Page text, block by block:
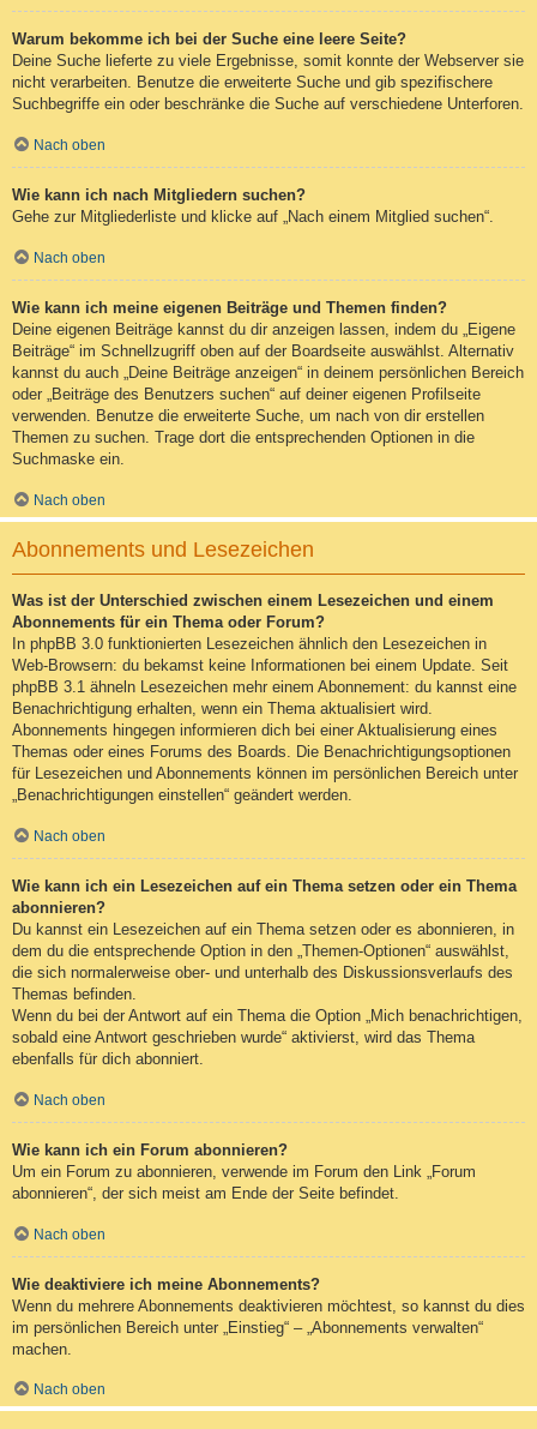
Warum bekomme ich bei der Suche eine leere Seite?
Deine Suche lieferte zu viele Ergebnisse, somit konnte der Webserver sie
nicht verarbeiten. Benutze die erweiterte Suche und gib spezifischere
Suchbegriffe ein oder beschränke die Suche auf verschiedene Unterforen.
Nach oben
Wie kann ich nach Mitgliedern suchen?
Gehe zur Mitgliederliste und klicke auf „Nach einem Mitglied suchen“.
Nach oben
Wie kann ich meine eigenen Beiträge und Themen finden?
Deine eigenen Beiträge kannst du dir anzeigen lassen, indem du „Eigene
Beiträge“ im Schnellzugriff oben auf der Boardseite auswählst. Alternativ
kannst du auch „Deine Beiträge anzeigen“ in deinem persönlichen Bereich
oder „Beiträge des Benutzers suchen“ auf deiner eigenen Profilseite
verwenden. Benutze die erweiterte Suche, um nach von dir erstellen
Themen zu suchen. Trage dort die entsprechenden Optionen in die
Suchmaske ein.
Nach oben
Abonnements und Lesezeichen
Was ist der Unterschied zwischen einem Lesezeichen und einem
Abonnements für ein Thema oder Forum?
In phpBB 3.0 funktionierten Lesezeichen ähnlich den Lesezeichen in
Web-Browsern: du bekamst keine Informationen bei einem Update. Seit
phpBB 3.1 ähneln Lesezeichen mehr einem Abonnement: du kannst eine
Benachrichtigung erhalten, wenn ein Thema aktualisiert wird.
Abonnements hingegen informieren dich bei einer Aktualisierung eines
Themas oder eines Forums des Boards. Die Benachrichtigungsoptionen
für Lesezeichen und Abonnements können im persönlichen Bereich unter
„Benachrichtigungen einstellen“ geändert werden.
Nach oben
Wie kann ich ein Lesezeichen auf ein Thema setzen oder ein Thema
abonnieren?
Du kannst ein Lesezeichen auf ein Thema setzen oder es abonnieren, in
dem du die entsprechende Option in den „Themen-Optionen“ auswählst,
die sich normalerweise ober- und unterhalb des Diskussionsverlaufs des
Themas befinden.
Wenn du bei der Antwort auf ein Thema die Option „Mich benachrichtigen,
sobald eine Antwort geschrieben wurde“ aktivierst, wird das Thema
ebenfalls für dich abonniert.
Nach oben
Wie kann ich ein Forum abonnieren?
Um ein Forum zu abonnieren, verwende im Forum den Link „Forum
abonnieren“, der sich meist am Ende der Seite befindet.
Nach oben
Wie deaktiviere ich meine Abonnements?
Wenn du mehrere Abonnements deaktivieren möchtest, so kannst du dies
im persönlichen Bereich unter „Einstieg“ – „Abonnements verwalten“
machen.
Nach oben